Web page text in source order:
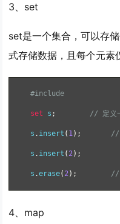
3、set
set是一个集合，可以存
式存储数据，且每个元素
#include
set s ; // 定义
s . insert ( 1); //
s . insert ( 2);
s .erase( 2); //
4、map